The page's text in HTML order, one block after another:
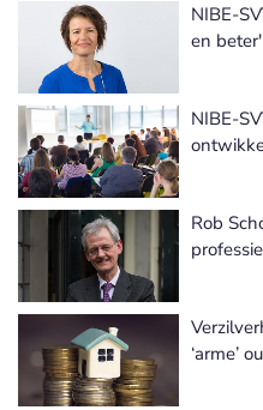
NIBE-
en beter'
NIBE-
Rob
‘arme’